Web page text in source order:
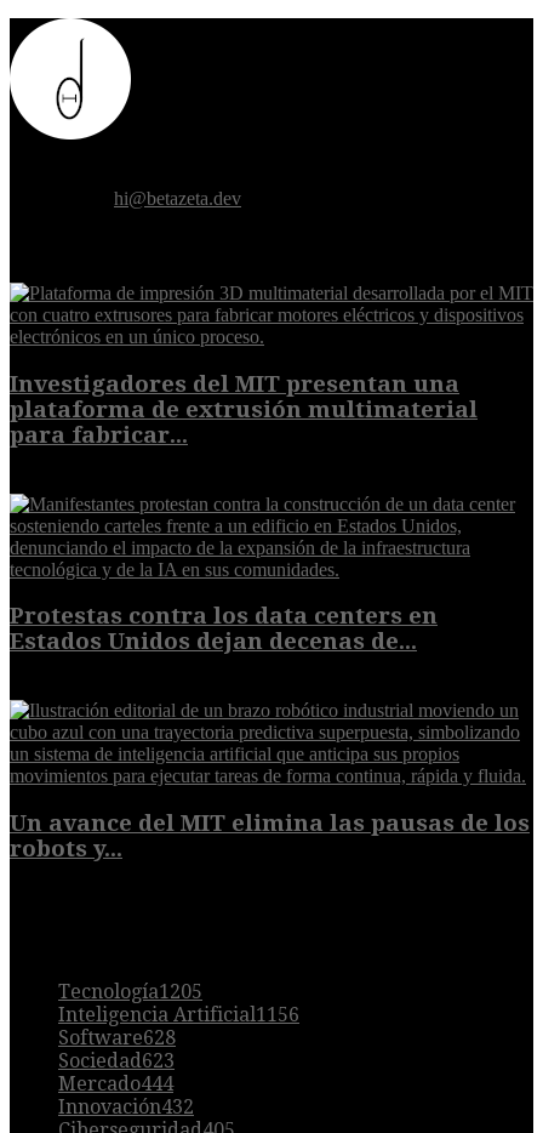
hi@betazeta.dev
Investigadores del MIT presentan una
plataforma de extrusión multimaterial
para fabricar...
Protestas contra los data centers en
Estados Unidos dejan decenas de...
Un avance del MIT elimina las pausas de los
robots y...
Tecnología1205
Inteligencia Artificial1156
Software628
Sociedad623
Mercado444
Innovación432